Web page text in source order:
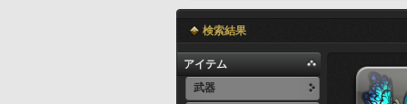
検索結果
アイテム
武器